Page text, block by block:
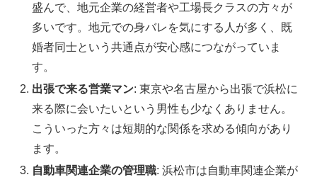
盛んで、地元企業の経営者や工場長クラスの方々が
多いです。地元での身バレを気にする人が多く、既
婚者同士という共通点が安心感につながっていま
す。
出張で来る営業マン: 東京や名古屋から出張で浜松に
来る際に会いたいという男性も少なくありません。
こういった方々は短期的な関係を求める傾向があり
ます。
自動車関連企業の管理職: 浜松市は自動車関連企業が